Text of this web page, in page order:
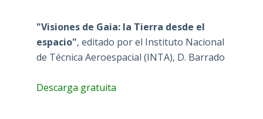
"Visiones de Gaia: la Tierra desde el
espacio", editado por el Instituto Nacional
de Técnica Aeroespacial (INTA), D. Barrado
Descarga gratuita